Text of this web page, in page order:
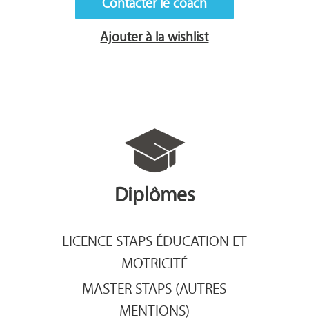
Ajouter à la wishlist
Diplômes
LICENCE STAPS ÉDUCATION ET
MOTRICITÉ
MASTER STAPS (AUTRES
MENTIONS)